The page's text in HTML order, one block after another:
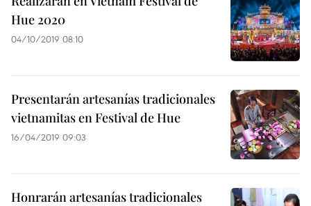
Hue 2020
04/10/2019 08:10
Presentarán artesanías tradicionales
vietnamitas en Festival de Hue
16/04/2019 09:03
Honrarán artesanías tradicionales